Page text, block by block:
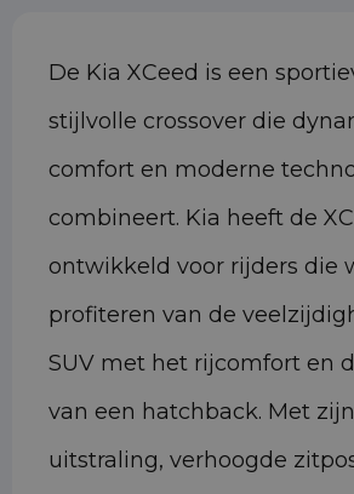
De Kia XCeed is een
stijlvolle crossover die
comfort en moderne
combineert. Kia heeft de
ontwikkeld voor rijders die
profiteren van de
SUV met het rijcomfort en
van een hatchback. Met
uitstraling, verhoogde